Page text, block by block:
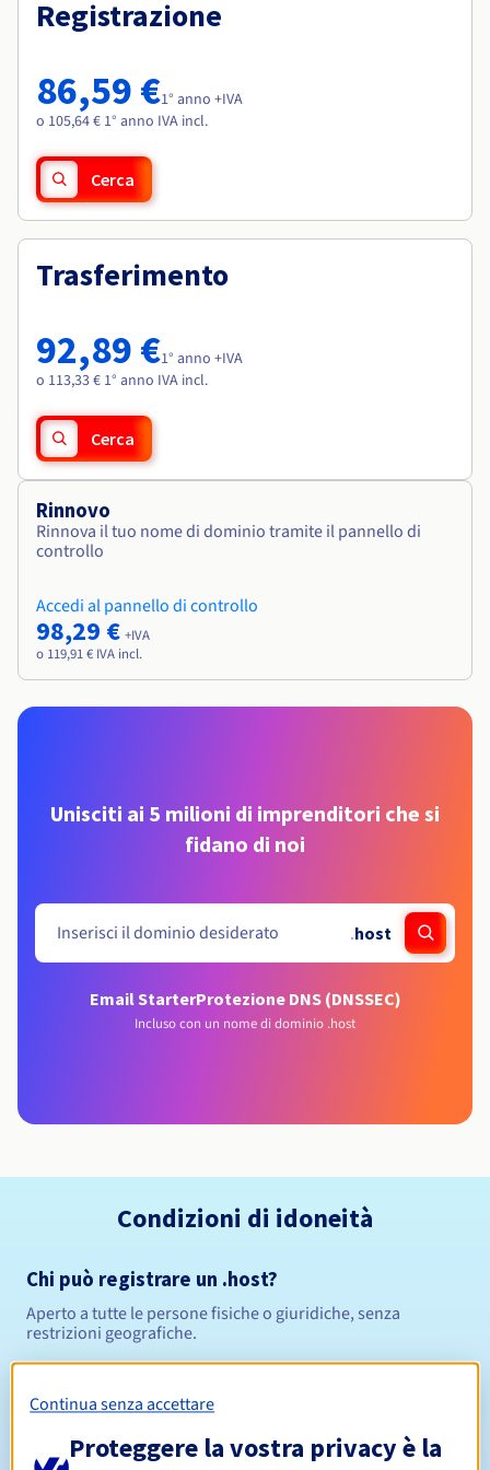
Tariffe
Roadmap & Changelog
Osservabilità
Roadmap & Changelog
Roadmap & Changelog
Roadmap & Changelog
Roadmap & Changelog
Registrazione
86,59 €1° anno +IVA
o 105,64 € 1° anno IVA incl.
Cerca
Trasferimento
92,89 €1° anno +IVA
o 113,33 € 1° anno IVA incl.
Cerca
Rinnovo
Rinnova il tuo nome di dominio tramite il pannello di
controllo
Accedi al pannello di controllo
98,29 € +IVA
o 119,91 € IVA incl.
Unisciti ai 5 milioni di imprenditori che si
fidano di noi
.host
Email StarterProtezione DNS (DNSSEC)
Incluso con un nome di dominio .host
Condizioni di idoneità
Chi può registrare un .host?
Aperto a tutte le persone fisiche o giuridiche, senza
restrizioni geografiche.
Periodo di registrazione Da 1 a 10 anni
Continua senza accettare
Proteggere la vostra privacy è la